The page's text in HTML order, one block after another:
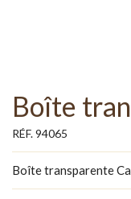
Boîte
RÉF. 94065
Boîte transparente